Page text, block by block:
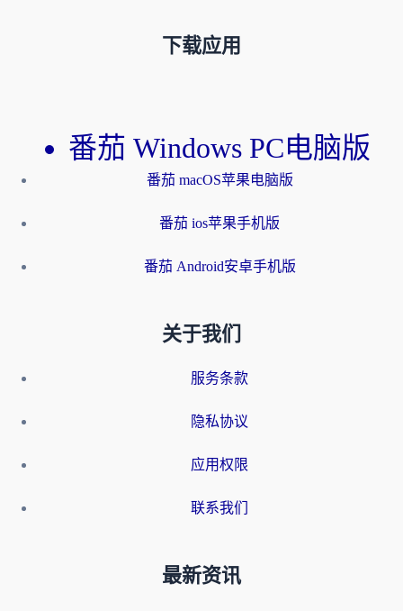
下载应用
番茄 Windows PC电脑版
番茄 macOS苹果电脑版
番茄 ios苹果手机版
番茄 Android安卓手机版
关于我们
服务条款
隐私协议
应用权限
联系我们
最新资讯